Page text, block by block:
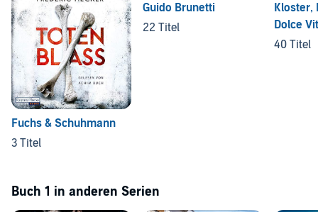
Fuchs & Schuhmann
3 Titel
Guido Brunetti
22 Titel
Kloster,
Dolce
40 Titel
Buch 1 in anderen Serien